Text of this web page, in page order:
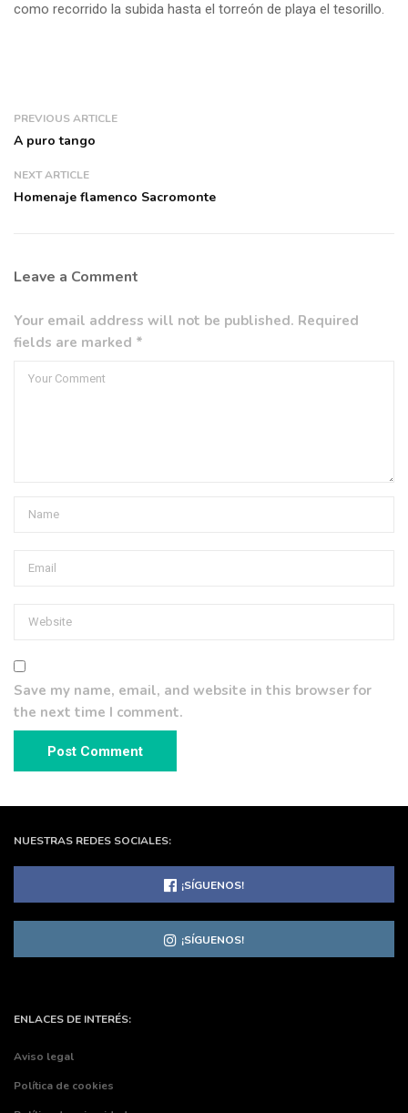
como recorrido la subida hasta el torreón de playa el tesorillo.
PREVIOUS ARTICLE
A puro tango
NEXT ARTICLE
Homenaje flamenco Sacromonte
Leave a Comment
Your email address will not be published. Required
fields are marked *
Save my name, email, and website in this browser for
the next time I comment.
NUESTRAS REDES SOCIALES:
¡SÍGUENOS!
¡SÍGUENOS!
ENLACES DE INTERÉS:
Aviso legal
Política de cookies